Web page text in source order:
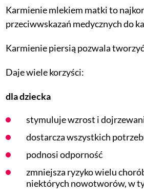
Karmienie mlekiem matki to
przeciwwskazań medycznych do
Karmienie piersią pozwala
Daje wiele korzyści:
dla dziecka
stymuluje wzrost i
dostarcza wszystkich
podnosi odporność
zmniejsza ryzyko wielu
niektórych nowotworów, w